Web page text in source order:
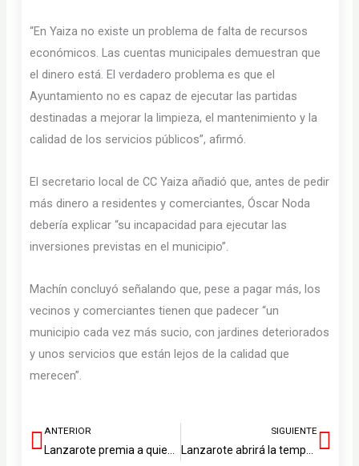
“En Yaiza no existe un problema de falta de recursos
económicos. Las cuentas municipales demuestran que
el dinero está. El verdadero problema es que el
Ayuntamiento no es capaz de ejecutar las partidas
destinadas a mejorar la limpieza, el mantenimiento y la
calidad de los servicios públicos”, afirmó.
El secretario local de CC Yaiza añadió que, antes de pedir
más dinero a residentes y comerciantes, Óscar Noda
debería explicar “su incapacidad para ejecutar las
inversiones previstas en el municipio”.
Machín concluyó señalando que, pese a pagar más, los
vecinos y comerciantes tienen que padecer “un
municipio cada vez más sucio, con jardines deteriorados
y unos servicios que están lejos de la calidad que
merecen”.
Ant
ANTERIOR SIGUIENTE